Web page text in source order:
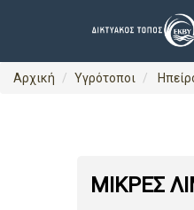
Αρχική Υγρότοποι
ΜΙΚΡΕΣ